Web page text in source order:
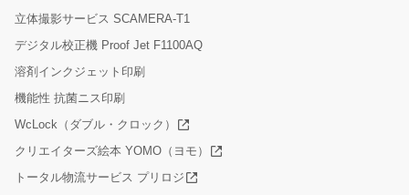
立体撮影サービス SCAMERA-T1
デジタル校正機 Proof Jet F1100AQ
溶剤インクジェット印刷
機能性 抗菌ニス印刷
WcLock（ダブル・クロック）
クリエイターズ絵本 YOMO（ヨモ）
トータル物流サービス プリロジ